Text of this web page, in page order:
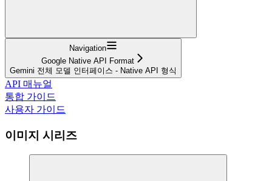
Navigation
Google Native API Format
Gemini 전체 모델 인터페이스 - Native API 형식
API 매뉴얼
통합 가이드
사용자 가이드
이미지 시리즈